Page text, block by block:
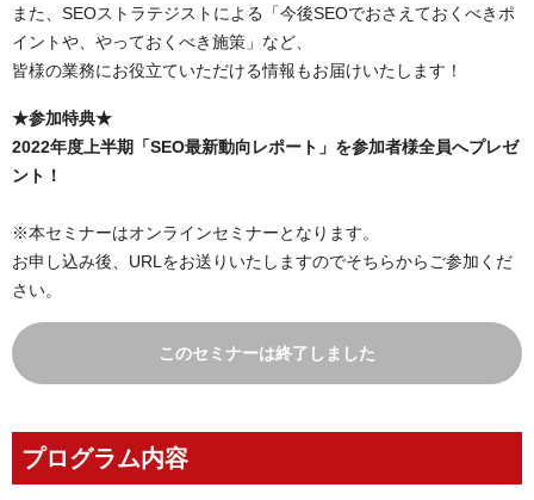
また、SEOストラテジストによる「今後SEOでおさえておくべきポ
イントや、やっておくべき施策」など、
皆様の業務にお役立ていただける情報もお届けいたします！
★参加特典★
2022年度上半期「SEO最新動向レポート」を参加者様全員へプレゼ
ント！
※本セミナーはオンラインセミナーとなります。
お申し込み後、URLをお送りいたしますのでそちらからご参加くだ
さい。
このセミナーは終了しました
プログラム内容